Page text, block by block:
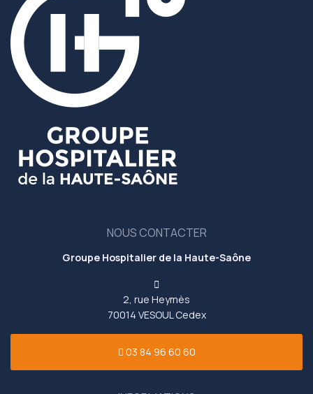
NOUS CONTACTER
Groupe Hospitalier de la Haute-Saône
2, rue Heymès
70014 VESOUL Cedex
03 84 96 60 60